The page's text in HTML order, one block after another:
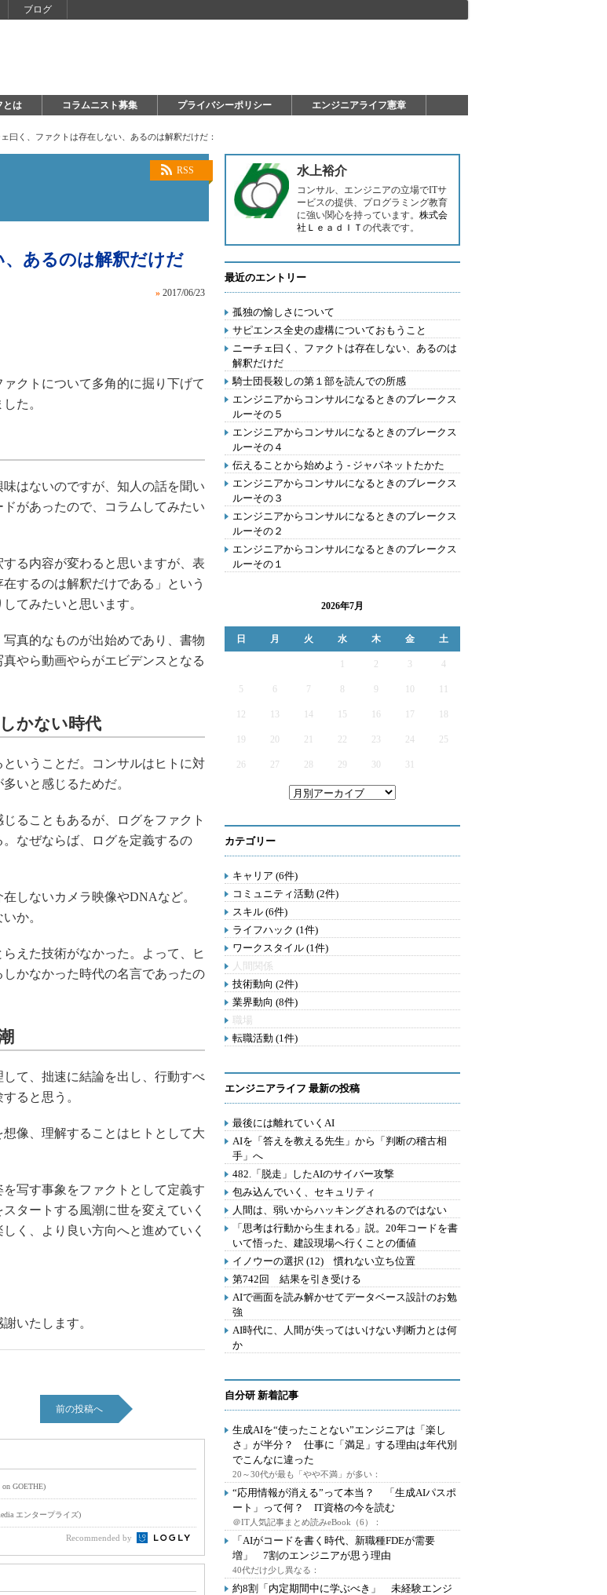
ブログ
とは コラムニスト募集 プライバシーポリシー エンジニアライフ憲章
ェ曰く、ファクトは存在しない、あるのは解釈だけだ：
RSS
あるのは解釈だけだ
» 2017/06/23
クトについて多角的に掘り下げて
た。
はないのですが、知人の話を聞い
があったので、コラムしてみたい
る内容が変わると思いますが、表
するのは解釈だけである」という
てみたいと思います。
真的なものが出始めであり、書物
やら動画やらがエビデンスとなる
かない時代
いうことだ。コンサルはヒトに対
いと感じるためだ。
ることもあるが、ログをファクト
なぜならば、ログを定義するの
しないカメラ映像やDNAなど。
か。
えた技術がなかった。よって、ヒ
かなかった時代の名言であったの
て、拙速に結論を出し、行動すべ
ると思う。
像、理解することはヒトとして大
写す事象をファクトとして定義す
タートする風潮に世を変えていく
く、より良い方向へと進めていく
いたします。
前の投稿へ
GOETHE)
エンタープライズ)
Recommended by
水上裕介
コンサル、エンジニアの立場でITサ
ービスの提供、プログラミング教育
に強い関心を持っています。 株式会
社ＬｅａｄＩＴ の代表です。
最近のエントリー
孤独の愉しさについて
サピエンス全史の虚構についておもうこと
ニーチェ曰く、ファクトは存在しない、あるのは
解釈だけだ
騎士団長殺しの第１部を読んでの所感
エンジニアからコンサルになるときのブレークス
ルーその５
エンジニアからコンサルになるときのブレークス
ルーその４
伝えることから始めよう - ジャパネットたかた
エンジニアからコンサルになるときのブレークス
ルーその３
エンジニアからコンサルになるときのブレークス
ルーその２
エンジニアからコンサルになるときのブレークス
ルーその１
2026年7月
日 月 火 水 木 金 土
2 3 4
5 6 7 9
12 13 14 15 16 17
19 20 21 22 23 24 25
26 27 28 29 30 31
カテゴリー
キャリア (6件)
コミュニティ活動 (2件)
スキル (6件)
ライフハック (1件)
ワークスタイル (1件)
人間関係
技術動向 (2件)
業界動向 (8件)
職場
転職活動 (1件)
エンジニアライフ 最新の投稿
最後には離れていくAI
AIを「答えを教える先生」から「判断の稽古相
手」へ
482.「脱走」したAIのサイバー攻撃
包み込んでいく、セキュリティ
人間は、弱いからハッキングされるのではない
「思考は行動から生まれる」説。20年コードを書
いて悟った、建設現場へ行くことの価値
イノウーの選択 (12) 慣れない立ち位置
第742回 結果を引き受ける
AIで画面を読み解かせてデータベース設計のお勉
強
AI時代に、人間が失ってはいけない判断力とは何
か
自分研 新着記事
生成AIを“使ったことない”エンジニアは「楽し
さ」が半分？ 仕事に「満足」する理由は年代別
でこんなに違った
20～30代が最も「やや不満」が多い：
“応用情報が消える”って本当？ 「生成AIパスポ
ート」って何？ IT資格の今を読む
＠IT人気記事まとめ読みeBook（6）：
「AIがコードを書く時代、新職種FDEが需要
増」 7割のエンジニアが思う理由
40代だけ少し異なる：
約8割「内定期間中に学ぶべき」 未経験エンジ